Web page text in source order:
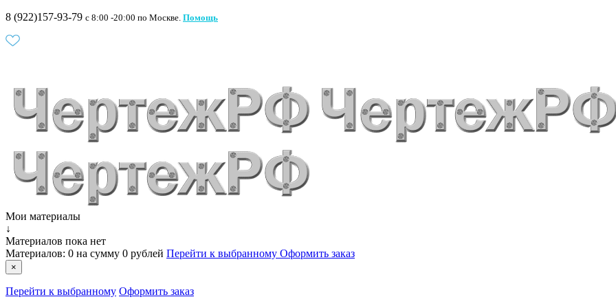
8 (922)157-93-79 c 8:00 -20:00 по Москве. Помощь
Мои материалы
↓
Материалов пока нет
Материалов: 0 на сумму 0 рублей Перейти к выбранному Оформить заказ
×
Перейти к выбранному Оформить заказ